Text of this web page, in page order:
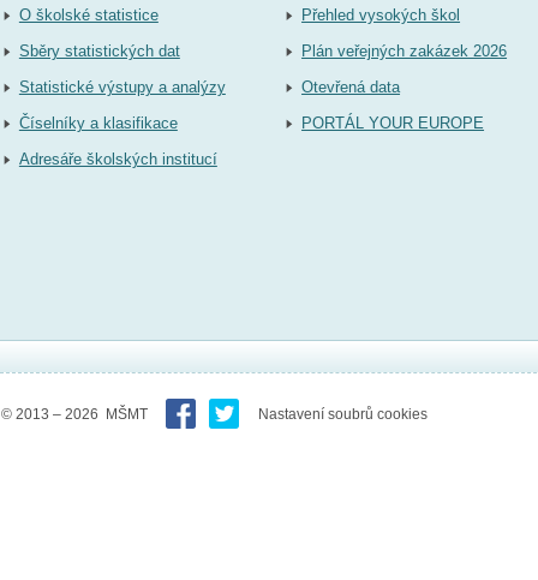
O školské statistice
Sběry statistických dat
Statistické výstupy a analýzy
Číselníky a klasifikace
Adresáře školských institucí
Přehled vysokých škol
Plán veřejných zakázek 2026
Otevřená data
PORTÁL YOUR EUROPE
© 2013 – 2026 MŠMT Nastavení soubrů cookies